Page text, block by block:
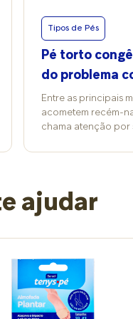
Tipos de Pés
Pé torto
do problema
Entre as principais
acometem recém-
chama atenção por
nos primeiros
explica o
Porceban, o pé
para dentro ou
cima, como em um
pode afetar um ou
corrigido,
criança”, explica. O
ajudar